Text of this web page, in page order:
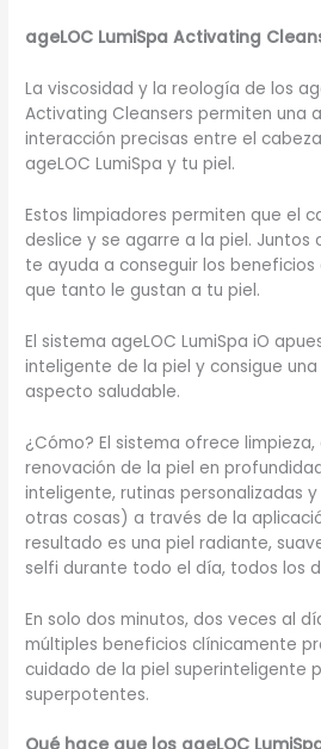
ageLOC LumiSpa Activating
La viscosidad y la reología de los
Activating Cleansers permiten una
interacción precisas entre el
ageLOC LumiSpa y tu piel.
Estos limpiadores permiten que el
deslice y se agarre a la piel. Juntos
te ayuda a conseguir los
que tanto le gustan a tu piel.
El sistema ageLOC LumiSpa iO
inteligente de la piel y consigue
aspecto saludable.
¿Cómo? El sistema ofrece
renovación de la piel en
inteligente, rutinas personalizadas
otras cosas) a través de la
resultado es una piel radiante,
selfi durante todo el día, todos los
En solo dos minutos, dos veces al
múltiples beneficios clínicamente
cuidado de la piel superinteligente
superpotentes.